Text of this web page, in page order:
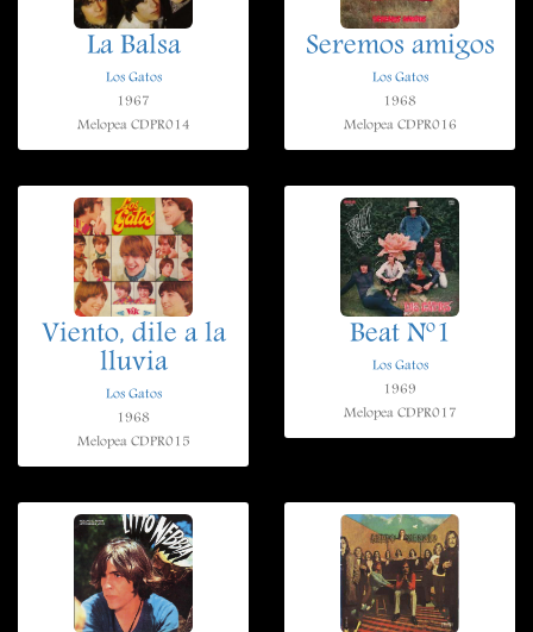
La Balsa
Los Gatos
1967
Melopea CDPR014
Seremos amigos
Los Gatos
1968
Melopea CDPR016
Viento, dile a la
lluvia
Los Gatos
1968
Melopea CDPR015
Beat Nº1
Los Gatos
1969
Melopea CDPR017